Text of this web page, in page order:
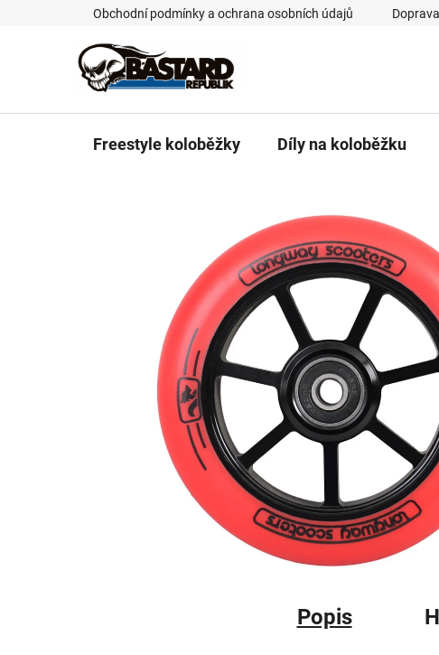
Obchodní podmínky a ochrana osobních údajů
Freestyle koloběžky Díly na koloběžku
Popis